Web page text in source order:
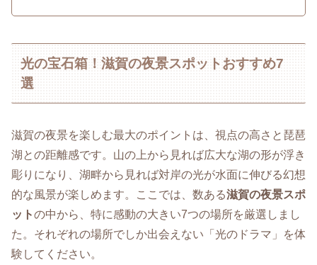
光の宝石箱！滋賀の夜景スポットおすすめ7
選
滋賀の夜景を楽しむ最大のポイントは、視点の高さと琵琶
湖との距離感です。山の上から見れば広大な湖の形が浮き
彫りになり、湖畔から見れば対岸の光が水面に伸びる幻想
的な風景が楽しめます。ここでは、数ある滋賀の夜景スポ
ットの中から、特に感動の大きい7つの場所を厳選しまし
た。それぞれの場所でしか出会えない「光のドラマ」を体
験してください。